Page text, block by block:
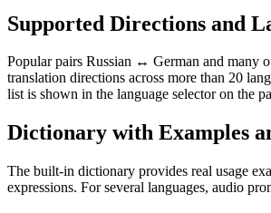
Supported Directions and
Popular pairs Russian ↔ German and many
translation directions across more than 20
list is shown in the language selector on the
Dictionary with Examples
The built-in dictionary provides real usage
expressions. For several languages, audio